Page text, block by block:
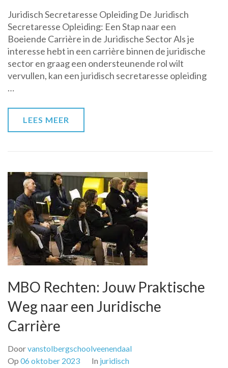
de
Boeiende
Wereld
van
de
Juridisch
Juridisch Secretaresse Opleiding De Juridisch
Secretaresse Opleiding: Een Stap naar een
Boeiende Carrière in de Juridische Sector Als je
interesse hebt in een carrière binnen de juridische
sector en graag een ondersteunende rol wilt
vervullen, kan een juridisch secretaresse opleiding
…
LEES MEER
MBO Rechten: Jouw Praktische
Weg naar een Juridische
Carrière
Doorvanstolbergschoolveenendaal
Op 06 oktober 2023 In juridisch